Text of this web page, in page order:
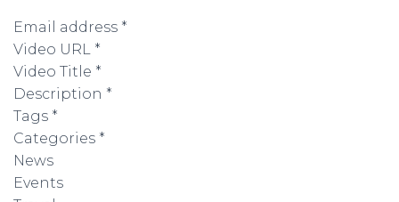
Email address *
Video URL *
Video Title *
Description *
Tags *
Categories *
News
Events